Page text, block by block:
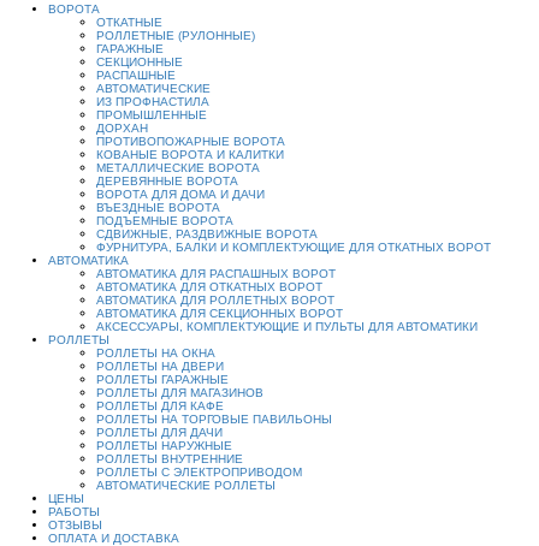
ВОРОТА
ОТКАТНЫЕ
РОЛЛЕТНЫЕ (РУЛОННЫЕ)
ГАРАЖНЫЕ
СЕКЦИОННЫЕ
РАСПАШНЫЕ
АВТОМАТИЧЕСКИЕ
ИЗ ПРОФНАСТИЛА
ПРОМЫШЛЕННЫЕ
ДОРХАН
ПРОТИВОПОЖАРНЫЕ ВОРОТА
КОВАНЫЕ ВОРОТА И КАЛИТКИ
МЕТАЛЛИЧЕСКИЕ ВОРОТА
ДЕРЕВЯННЫЕ ВОРОТА
ВОРОТА ДЛЯ ДОМА И ДАЧИ
ВЪЕЗДНЫЕ ВОРОТА
ПОДЪЕМНЫЕ ВОРОТА
СДВИЖНЫЕ, РАЗДВИЖНЫЕ ВОРОТА
ФУРНИТУРА, БАЛКИ И КОМПЛЕКТУЮЩИЕ ДЛЯ ОТКАТНЫХ ВОРОТ
АВТОМАТИКА
АВТОМАТИКА ДЛЯ РАСПАШНЫХ ВОРОТ
АВТОМАТИКА ДЛЯ ОТКАТНЫХ ВОРОТ
АВТОМАТИКА ДЛЯ РОЛЛЕТНЫХ ВОРОТ
АВТОМАТИКА ДЛЯ СЕКЦИОННЫХ ВОРОТ
АКСЕССУАРЫ, КОМПЛЕКТУЮЩИЕ И ПУЛЬТЫ ДЛЯ АВТОМАТИКИ
РОЛЛЕТЫ
РОЛЛЕТЫ НА ОКНА
РОЛЛЕТЫ НА ДВЕРИ
РОЛЛЕТЫ ГАРАЖНЫЕ
РОЛЛЕТЫ ДЛЯ МАГАЗИНОВ
РОЛЛЕТЫ ДЛЯ КАФЕ
РОЛЛЕТЫ НА ТОРГОВЫЕ ПАВИЛЬОНЫ
РОЛЛЕТЫ ДЛЯ ДАЧИ
РОЛЛЕТЫ НАРУЖНЫЕ
РОЛЛЕТЫ ВНУТРЕННИЕ
РОЛЛЕТЫ С ЭЛЕКТРОПРИВОДОМ
АВТОМАТИЧЕСКИЕ РОЛЛЕТЫ
ЦЕНЫ
РАБОТЫ
ОТЗЫВЫ
ОПЛАТА И ДОСТАВКА